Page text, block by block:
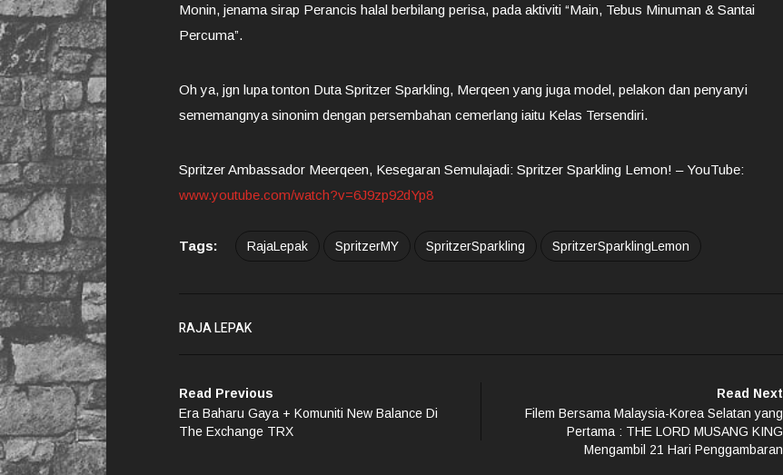
Monin, jenama sirap Perancis halal berbilang perisa, pada aktiviti “Main, Tebus Minuman & Santai
Percuma”.
Oh ya, jgn lupa tonton Duta Spritzer Sparkling, Merqeen yang juga model, pelakon dan penyanyi
sememangnya sinonim dengan persembahan cemerlang iaitu Kelas Tersendiri.
Spritzer Ambassador Meerqeen, Kesegaran Semulajadi: Spritzer Sparkling Lemon! – YouTube:
www.youtube.com/watch?v=6J9zp92dYp8
Tags: RajaLepak SpritzerMY SpritzerSparkling SpritzerSparklingLemon
RAJA LEPAK
Read Previous
Era Baharu Gaya + Komuniti New Balance Di
The Exchange TRX
Read Next
Filem Bersama Malaysia-Korea Selatan yang
Pertama : THE LORD MUSANG KING
Mengambil 21 Hari Penggambaran